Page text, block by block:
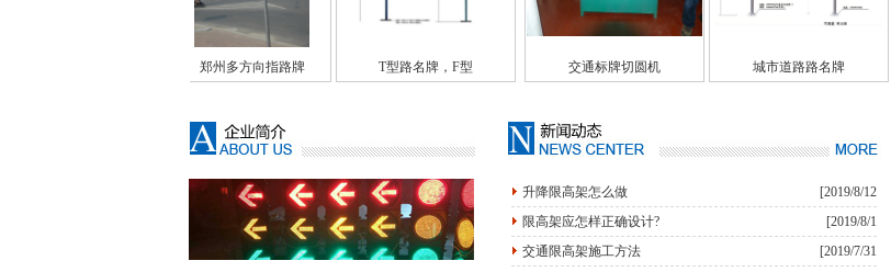
T型路名牌，F型 交通标牌切圆机 城市道路路名牌 T型路名牌，城市
升降限高架怎么做
[2019/8/12
限高架应怎样正确设计?
[2019/8/1
交通限高架施工方法
[2019/7/31